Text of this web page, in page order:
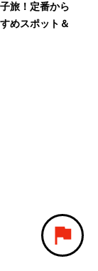
旅！定番から
めスポット＆